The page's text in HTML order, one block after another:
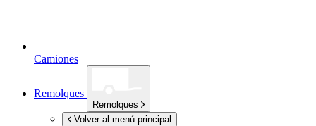
Camiones
Remolques
Remolques
Volver al menú principal